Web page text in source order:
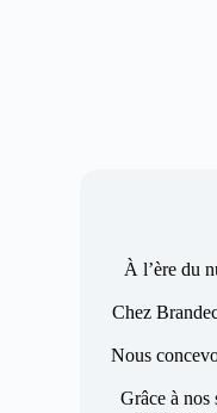
À l’ère du
Chez
Nous
Grâce à nos